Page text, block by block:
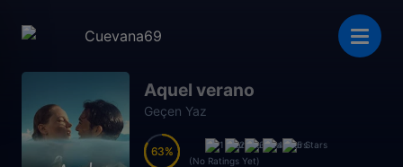
Aquel verano
Geçen Yaz
63
63
(No Ratings Yet)